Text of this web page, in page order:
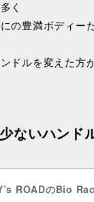
く
の豊満ボディー
ドルを変えた方
ないハンド
ROADのBio